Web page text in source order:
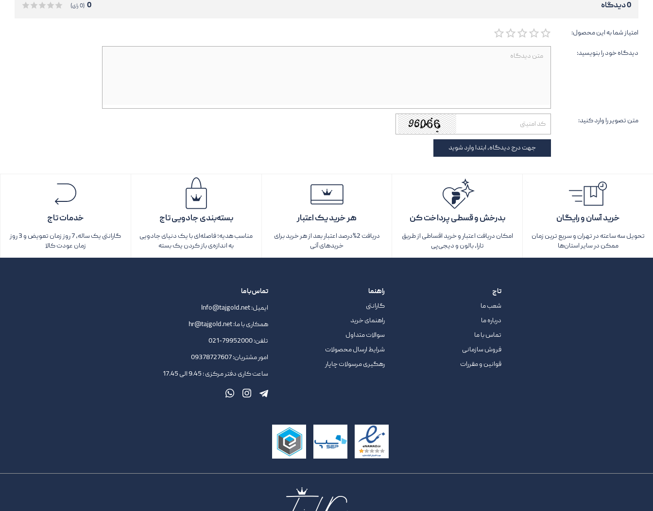
0 دیدگاه 0 (0 رای)
امتیاز شما به این محصول:
دیدگاه خود را بنویسید:
متن تصویر را وارد کنید:
جهت درج دیدگاه، ابتدا وارد شوید
خرید آسان و رایگان
تحویل سه ساعته در تهران و سریع ترین زمان
ممکن در سایر استان‌ها
بدرخش و قسطی پرداخت کن
امکان دریافت اعتبار و خرید اقساطی از طریق
تارا، بالون و دیجی‌پی
هر خرید یک اعتبار
دریافت 2%درصد اعتبار بعد از هر خرید برای
خریدهای آتی
بسته‌بندی جادویی تاج
مناسب هدیه؛ فاصله‌ای با یک دنیای جادویی
به اندازه‌ی باز کردن یک بسته‌
خدمات تاج
گارانتی یک ساله، 7 روز زمان تعویض و 3 روز
زمان عودت کالا
تاج
شعب ما
درباره ما
تماس با ما
فروش سازمانی
قوانین و مقررات
راهنما
گارانتی
راهنمای خرید
سوالات متداول
شرایط ارسال محصولات
رهگیری مرسولات چاپار
تماس با ما
ایمیل:Info@tajgold.net
همکاری با ما:hr@tajgold.net
تلفن:79952000-021
امور مشتریان:
ساعت کاری دفتر مرکزی : 9.45 الی 17.45